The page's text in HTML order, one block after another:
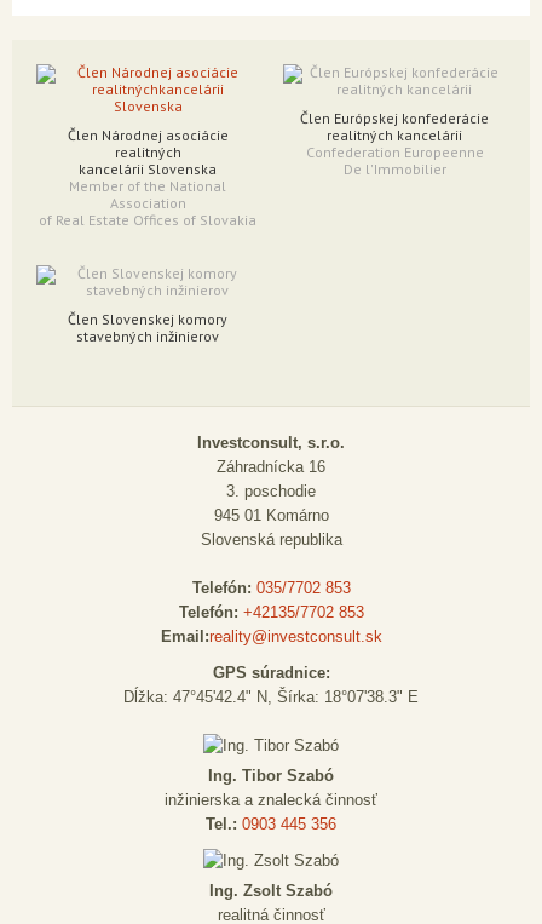
Člen Národnej asociácie
realitných
kancelárii Slovenska
Member of the National
Association
of Real Estate Offices of Slovakia
Člen Európskej konfederácie
realitných kancelárii
Confederation Europeenne
De l'Immobilier
Člen Slovenskej komory
stavebných inžinierov
Investconsult, s.r.o.
Záhradnícka 16
3. poschodie
945 01 Komárno
Slovenská republika
Telefón: 035/7702 853
Telefón: +42135/7702 853
Email:reality@investconsult.sk
GPS súradnice:
Dĺžka: 47°45'42.4" N, Šírka: 18°07'38.3" E
Ing. Tibor Szabó
inžinierska a znalecká činnosť
Tel.: 0903 445 356
Ing. Zsolt Szabó
realitná činnosť